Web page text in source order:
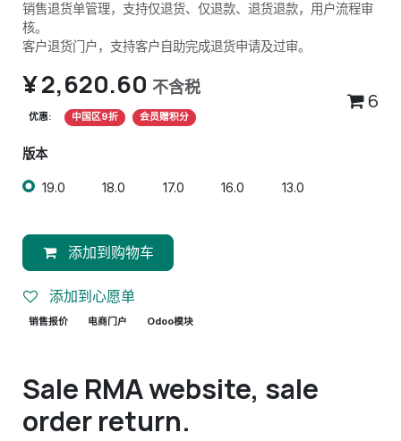
销售退货单管理，支持仅退货、仅退款、退货退款，用户流程审
核。
客户退货门户，支持客户自助完成退货申请及过审。
¥2,620.60 不含税
优惠: 中国区9折 会员赠积分
6
版本
19.0 18.0 17.0 16.0 13.0
添加到购物车
添加到心愿单
销售报价 电商门户 Odoo模块
Sale RMA website, sale
order return.